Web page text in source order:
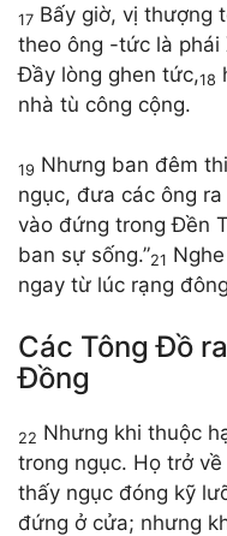
17 Bấy giờ, vị thượng
theo ông -tức là
Đầy lòng ghen tức,18
nhà tù công cộng.
19 Nhưng ban đêm
ngục, đưa các ông ra
vào đứng trong Đền
ban sự sống.”21
ngay từ lúc rạng
Các Tông Đồ
Đồng
22 Nhưng khi thuộc
trong ngục. Họ trở
thấy ngục đóng kỹ
đứng ở cửa; nhưng